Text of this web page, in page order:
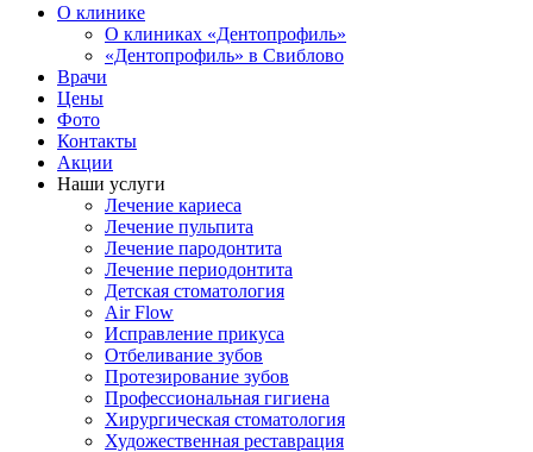
О клинике
О клиниках «Дентопрофиль»
«Дентопрофиль» в Свиблово
Врачи
Цены
Фото
Контакты
Акции
Наши услуги
Лечение кариеса
Лечение пульпита
Лечение пародонтита
Лечение периодонтита
Детская стоматология
Air Flow
Исправление прикуса
Отбеливание зубов
Протезирование зубов
Профессиональная гигиена
Хирургическая стоматология
Художественная реставрация